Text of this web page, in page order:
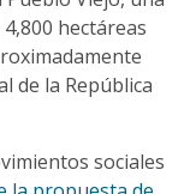
hectáreas
de la República
sociales